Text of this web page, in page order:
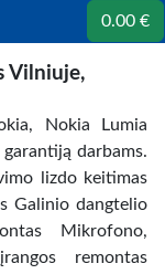
0.00 €
Vilniuje,
Nokia Lumia
darbams.
lizdo keitimas
Galinio dangtelio
Mikrofono,
remontas